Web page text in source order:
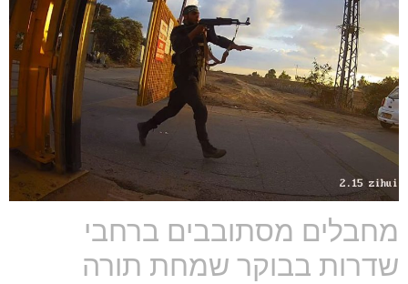
מחבלים מסתובבים ברחבי
שדרות בבוקר שמחת תורה